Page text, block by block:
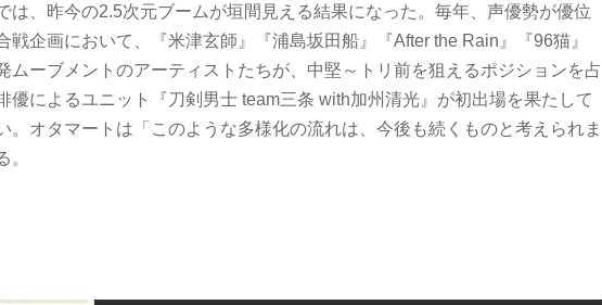
は、昨今の2.5次元ブームが垣間見える結果になった。毎年、声優勢が優位
戦企画において、『米津玄師』『浦島坂田船』『After the Rain』『96猫』
ムーブメントのアーティストたちが、中堅～トリ前を狙えるポジションを占
優によるユニット『刀剣男士 team三条 with加州清光』が初出場を果たして
。オタマートは「このような多様化の流れは、今後も続くものと考えられま
。